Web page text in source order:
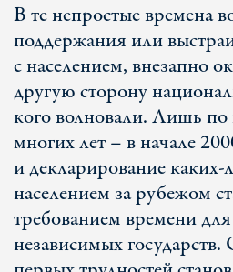
В те непростые времена
поддержания или
с населением, внезапно
другую сторону
кого волновали. Лишь
многих лет – в начале
и декларирование
населением за рубежом
требованием времени
независимых